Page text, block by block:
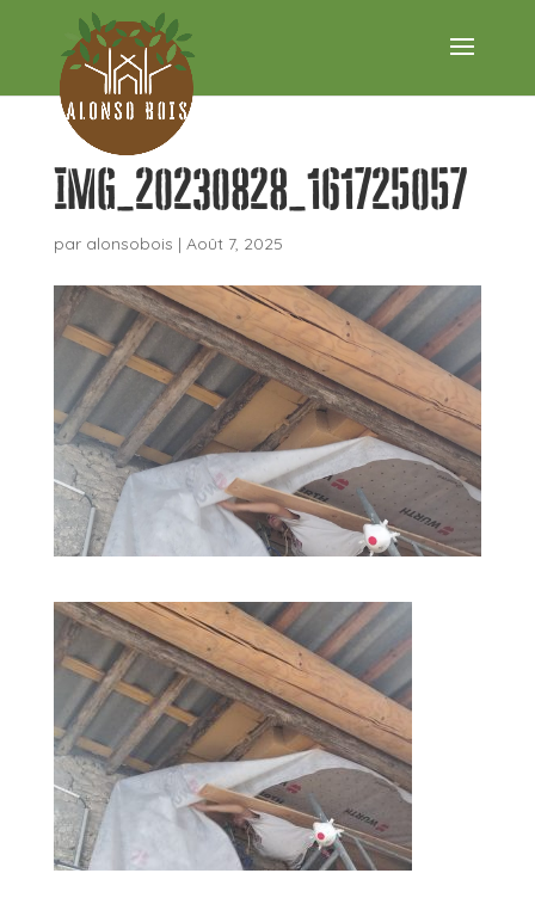
IMG_20230828_161725057
par alonsobois | Août 7, 2025